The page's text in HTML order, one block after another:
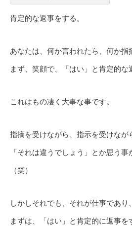
肯定的な返事をする。
あなたは、何か言われたら、何か指
まず、笑顔で、「はい」と肯定的な
これはもの凄く大事な事です。
指摘を受けながら、指示を受けなが
「それは違うでしょう」とか思う
（笑）
しかしそれでも、それが仕事であり
まずは、「はい」と肯定的に返事